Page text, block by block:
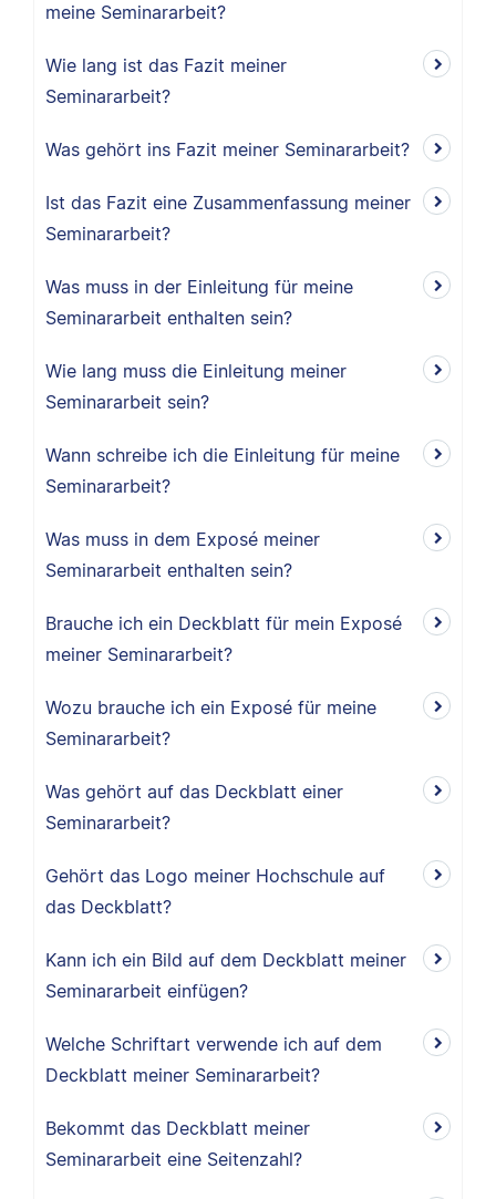
meine Seminararbeit?
Wie lang ist das Fazit meiner
Seminararbeit?
Was gehört ins Fazit meiner Seminararbeit?
Ist das Fazit eine Zusammenfassung meiner
Seminararbeit?
Was muss in der Einleitung für meine
Seminararbeit enthalten sein?
Wie lang muss die Einleitung meiner
Seminararbeit sein?
Wann schreibe ich die Einleitung für meine
Seminararbeit?
Was muss in dem Exposé meiner
Seminararbeit enthalten sein?
Brauche ich ein Deckblatt für mein Exposé
meiner Seminararbeit?
Wozu brauche ich ein Exposé für meine
Seminararbeit?
Was gehört auf das Deckblatt einer
Seminararbeit?
Gehört das Logo meiner Hochschule auf
das Deckblatt?
Kann ich ein Bild auf dem Deckblatt meiner
Seminararbeit einfügen?
Welche Schriftart verwende ich auf dem
Deckblatt meiner Seminararbeit?
Bekommt das Deckblatt meiner
Seminararbeit eine Seitenzahl?